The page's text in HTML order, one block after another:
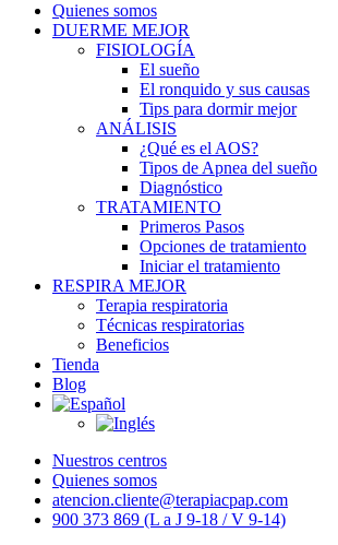
Quienes somos
DUERME MEJOR
FISIOLOGÍA
El sueño
El ronquido y sus causas
Tips para dormir mejor
ANÁLISIS
¿Qué es el AOS?
Tipos de Apnea del sueño
Diagnóstico
TRATAMIENTO
Primeros Pasos
Opciones de tratamiento
Iniciar el tratamiento
RESPIRA MEJOR
Terapia respiratoria
Técnicas respiratorias
Beneficios
Tienda
Blog
Nuestros centros
Quienes somos
atencion.cliente@terapiacpap.com
900 373 869 (L a J 9-18 / V 9-14)